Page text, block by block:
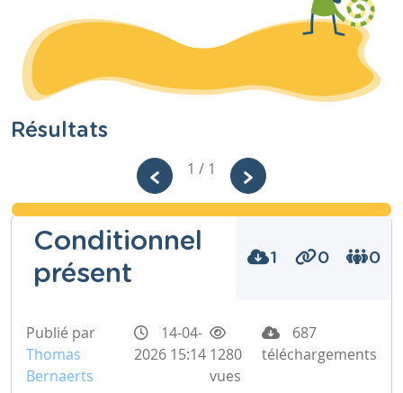
Résultats
1 / 1
Conditionnel
présent
1 0 0
Publié par
Thomas
Bernaerts
14-04-
2026 15:14 1280
vues
687
téléchargements